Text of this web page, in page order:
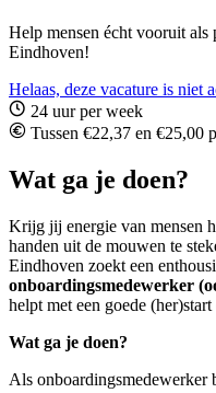
Help mensen écht vooruit als
Eindhoven!
Helaas, deze vacature is niet
24 uur per week
Tussen €22,37 en €25,00
Wat ga je doen?
Krijg jij energie van mensen
handen uit de mouwen te
Eindhoven zoekt een
onboardingsmedewerker
helpt met een goede
Wat ga je doen?
Als onboardingsmedewerker